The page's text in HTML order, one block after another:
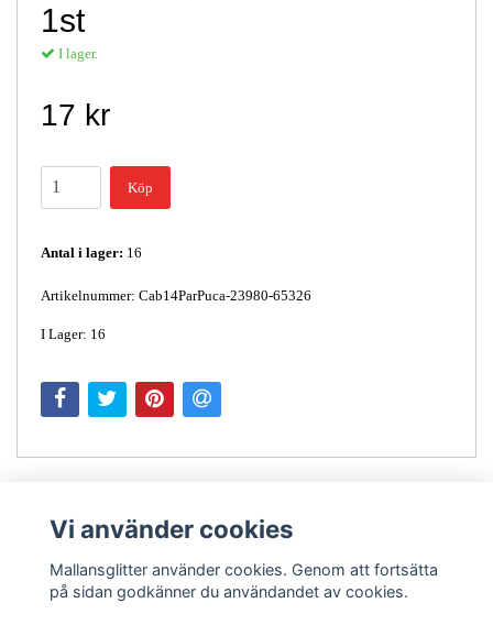
1st
I lager.
17 kr
Köp
Antal i lager: 16
Artikelnummer: Cab14ParPuca-23980-65326
I Lager: 16
Vi använder cookies
Mallansglitter använder cookies. Genom att fortsätta
på sidan godkänner du användandet av cookies.